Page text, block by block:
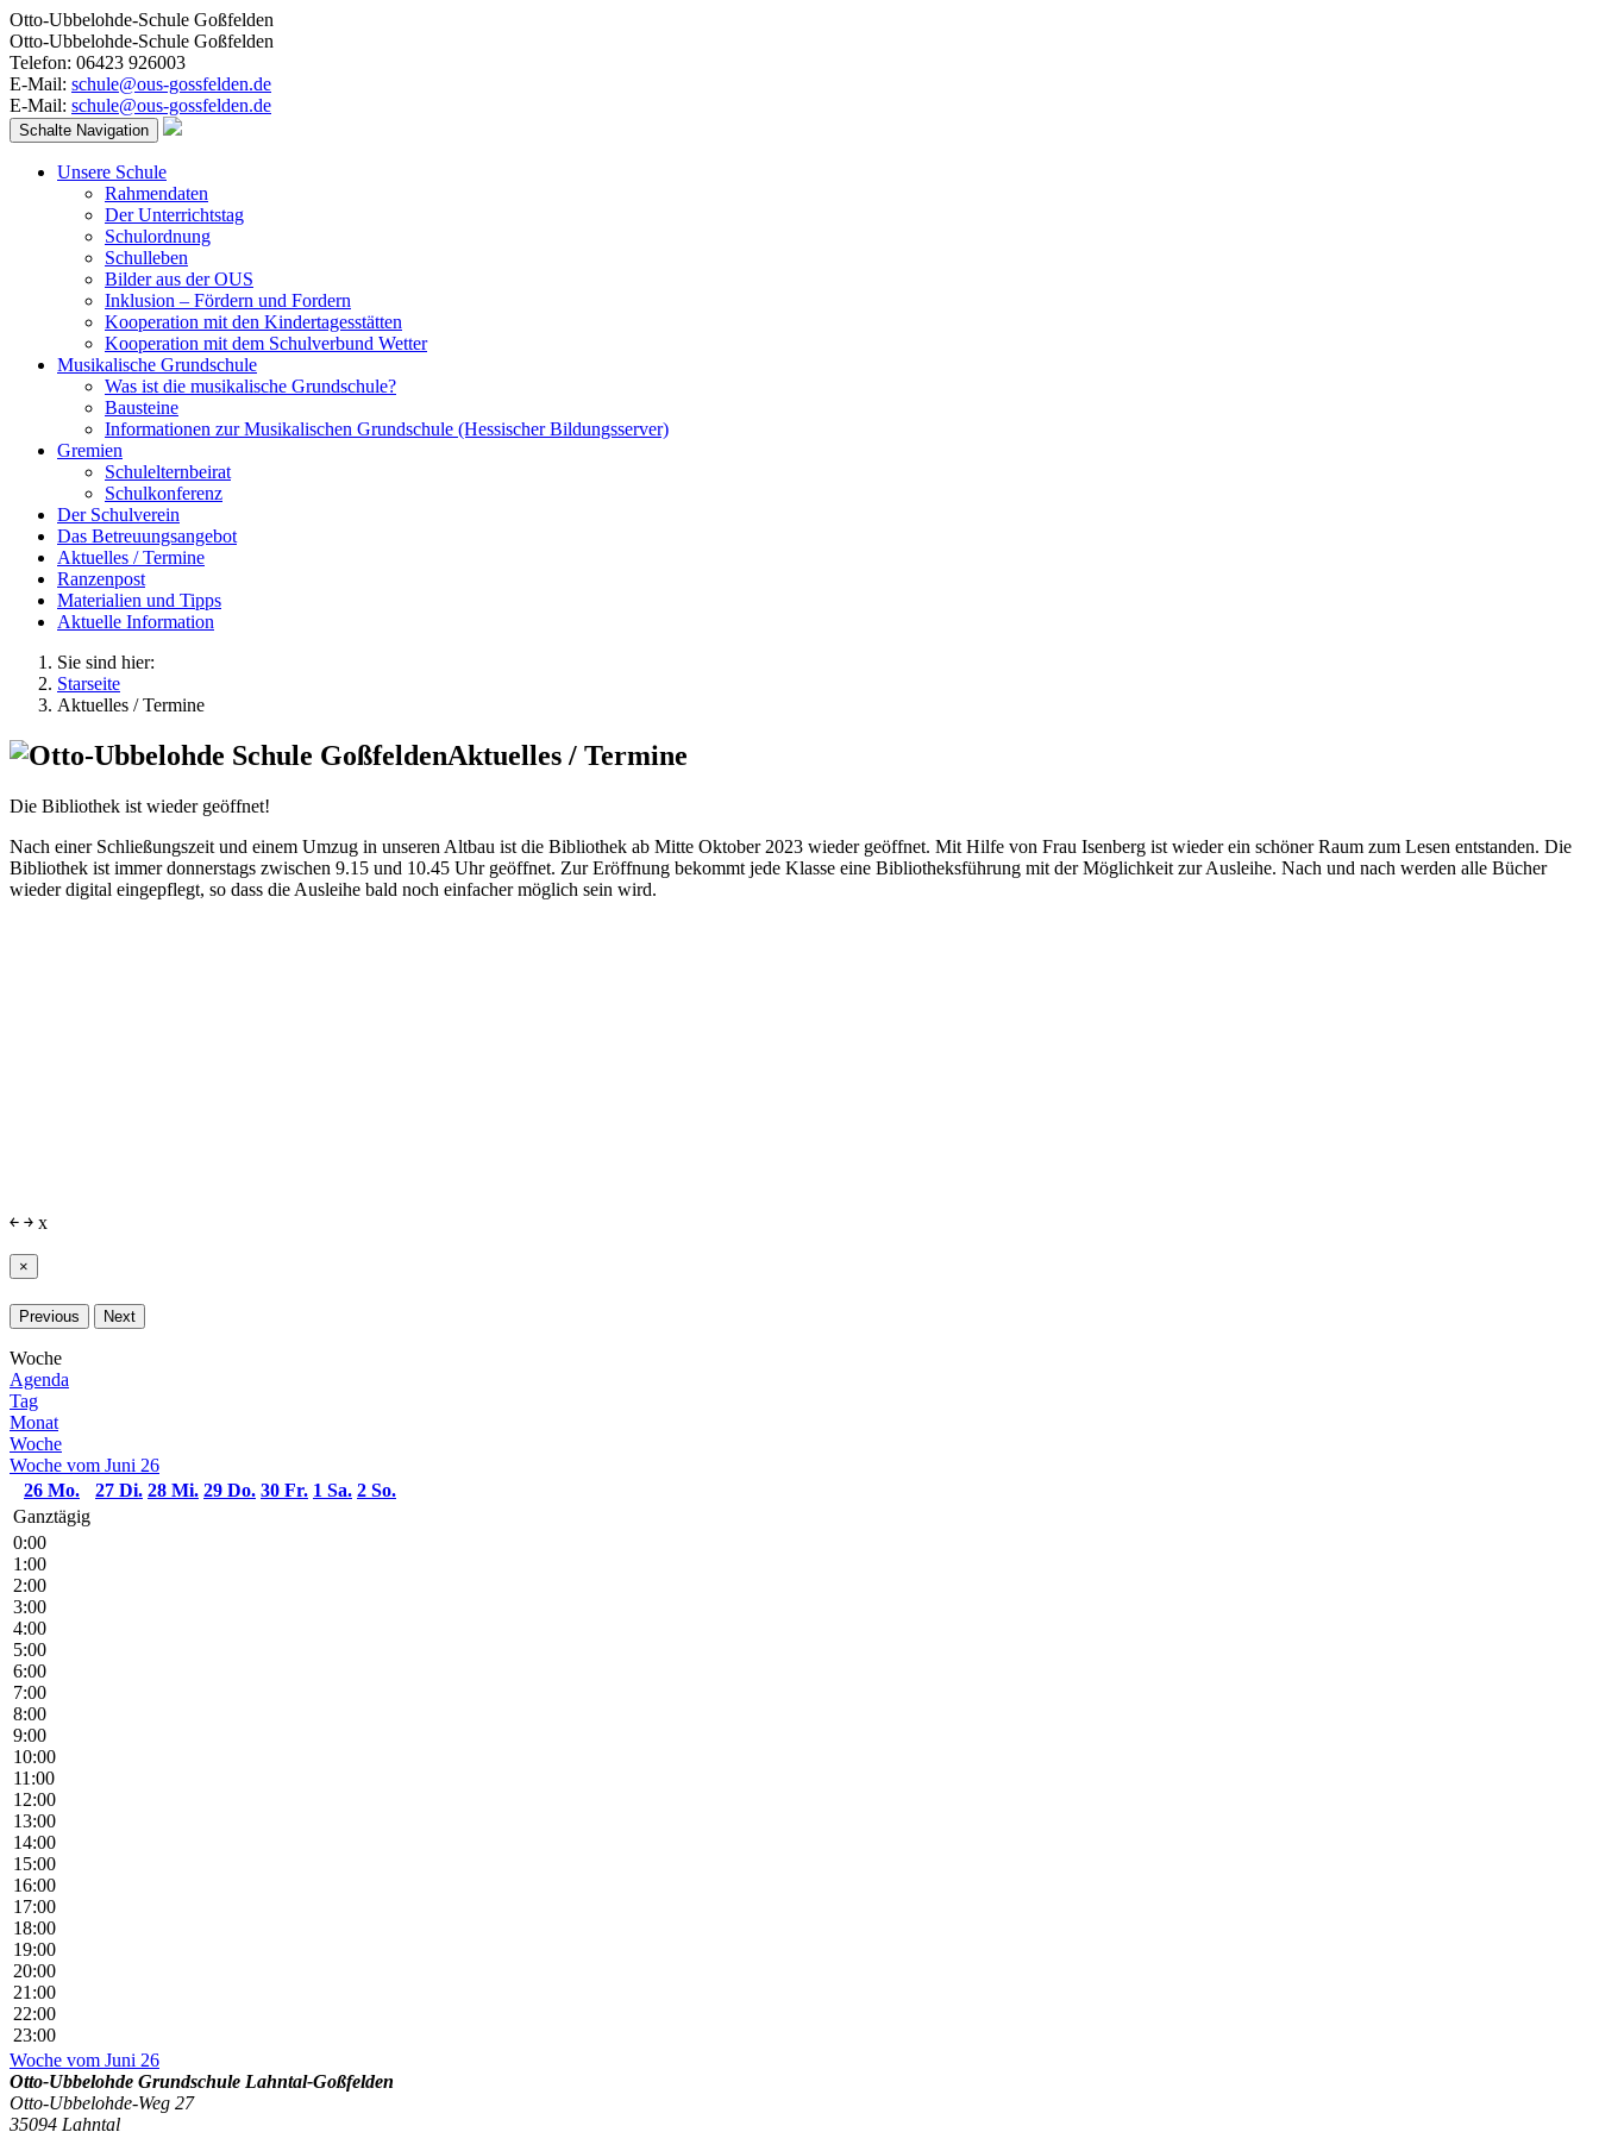
Otto-Ubbelohde-Schule Goßfelden
Otto-Ubbelohde-Schule Goßfelden
Telefon: 06423 926003
E-Mail: schule@ous-gossfelden.de
E-Mail: schule@ous-gossfelden.de
Schalte Navigation
Unsere Schule
Rahmendaten
Der Unterrichtstag
Schulordnung
Schulleben
Bilder aus der OUS
Inklusion – Fördern und Fordern
Kooperation mit den Kindertagesstätten
Kooperation mit dem Schulverbund Wetter
Musikalische Grundschule
Was ist die musikalische Grundschule?
Bausteine
Informationen zur Musikalischen Grundschule (Hessischer Bildungsserver)
Gremien
Schulelternbeirat
Schulkonferenz
Der Schulverein
Das Betreuungsangebot
Aktuelles / Termine
Ranzenpost
Materialien und Tipps
Aktuelle Information
Sie sind hier:
Starseite
Aktuelles / Termine
Aktuelles / Termine
Die Bibliothek ist wieder geöffnet!
Nach einer Schließungszeit und einem Umzug in unseren Altbau ist die Bibliothek ab Mitte Oktober 2023 wieder geöffnet. Mit Hilfe von Frau Isenberg ist wieder ein schöner Raum zum Lesen entstanden. Die
Bibliothek ist immer donnerstags zwischen 9.15 und 10.45 Uhr geöffnet. Zur Eröffnung bekommt jede Klasse eine Bibliotheksführung mit der Möglichkeit zur Ausleihe. Nach und nach werden alle Bücher
wieder digital eingepflegt, so dass die Ausleihe bald noch einfacher möglich sein wird.
￩ ￫ x
×
Previous Next
Woche
Agenda
Tag
Monat
Woche
Woche vom Juni 26
26 Mo. 27 Di. 28 Mi. 29 Do. 30 Fr. 1 Sa. 2 So.
Ganztägig
0:00
1:00
2:00
3:00
4:00
5:00
6:00
7:00
8:00
9:00
10:00
11:00
12:00
13:00
14:00
15:00
16:00
17:00
18:00
19:00
20:00
21:00
22:00
23:00
Woche vom Juni 26
Otto-Ubbelohde Grundschule Lahntal-Goßfelden
Otto-Ubbelohde-Weg 27
35094 Lahntal